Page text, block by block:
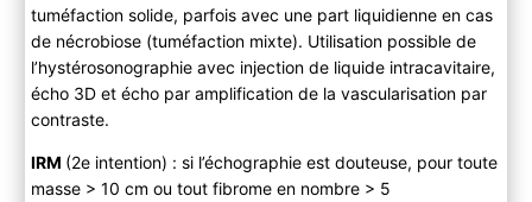
tuméfaction solide, parfois avec une part liquidienne en cas
de nécrobiose (tuméfaction mixte). Utilisation possible de
l’hystérosonographie avec injection de liquide intracavitaire,
écho 3D et écho par amplification de la vascularisation par
contraste.
IRM (2e intention) : si l’échographie est douteuse, pour toute
masse > 10 cm ou tout fibrome en nombre > 5